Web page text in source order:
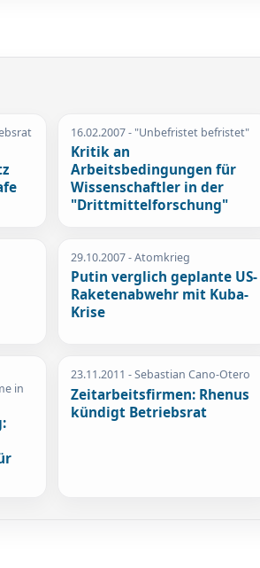
16.02.2007- "Unbefristet befristet"
Kritik an
Arbeitsbedingungen für
Wissenschaftler in der
"Drittmittelforschung"
29.10.2007- Atomkrieg
Putin verglich geplante US-
Raketenabwehr mit Kuba-
Krise
in
23.11.2011 - Sebastian Cano-Otero
Zeitarbeitsfirmen: Rhenus
kündigt Betriebsrat